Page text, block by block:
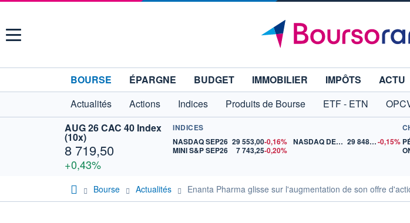
Menu
BOURSE ÉPARGNE BUDGET IMMOBILIER IMPÔTS ACTU
Actualités
Actions Indices Produits de Bourse ETF - ETN
AUG 26 CAC 40 Index
(10x)
8 719,50
+0,43%
INDICES
NASDAQ SEP26 29 553,00-0,16%
MINI S&P SEP26
7 743,25-0,20%
NASDAQ DEC26 29 848,00-0,15%
Bourse Actualités Enanta Pharma glisse sur l'augmentation de son offre